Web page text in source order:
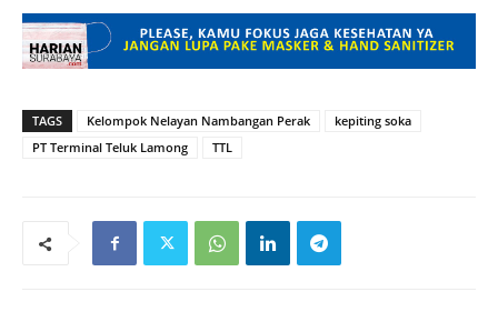
TAGS Kelompok Nelayan Nambangan Perak
kepiting soka
PT Terminal Teluk Lamong
TTL